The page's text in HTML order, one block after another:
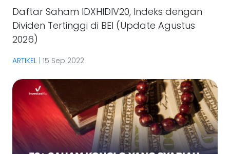
Daftar Saham IDXHIDIV20, Indeks dengan
Dividen Tertinggi di BEI (Update Agustus
2026)
ARTIKEL | 15 Sep 2022